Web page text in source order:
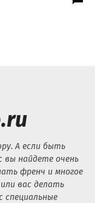
А если быть
вы найдете очень
френч и многое
вас делать